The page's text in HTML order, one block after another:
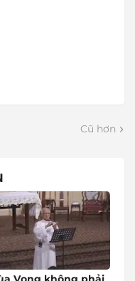
Cũ hơn